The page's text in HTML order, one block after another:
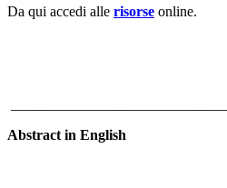
Da qui accedi alle risorse online.
Abstract in English